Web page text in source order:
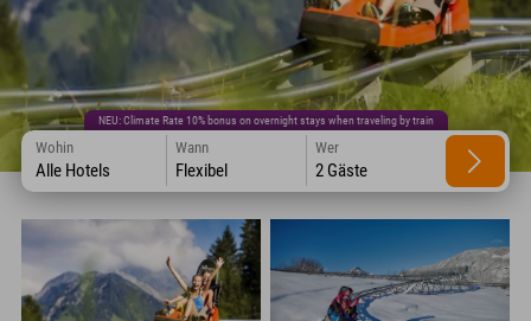
NEU: Climate Rate 10% bonus on overnight stays when traveling by train
Wohin
Alle Hotels
Wann
Flexibel
Wer
2 Gäste